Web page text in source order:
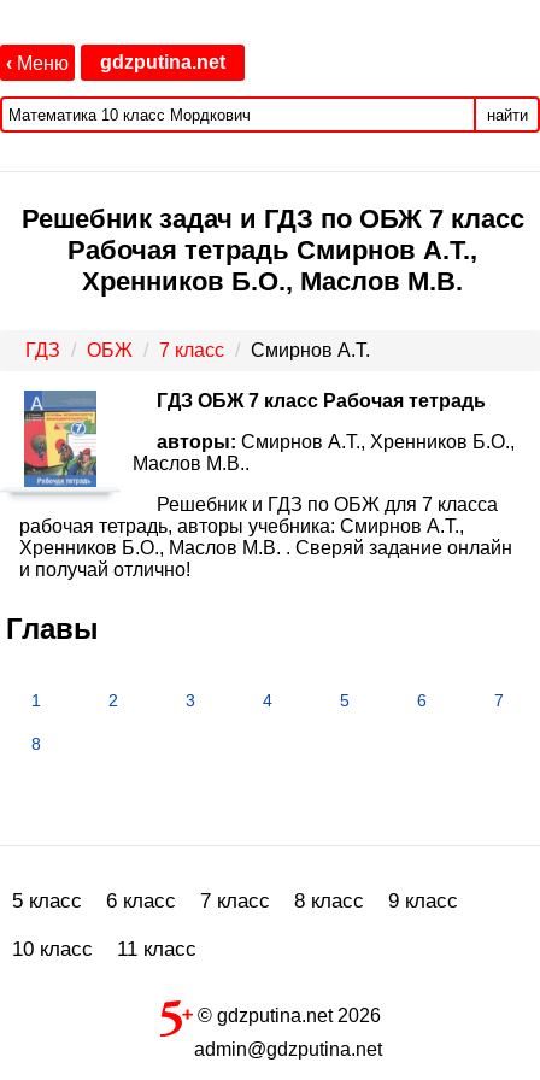
‹ Меню gdzputina.net
найти
Решебник задач и ГДЗ по ОБЖ 7 класс
Рабочая тетрадь Смирнов А.Т.,
Хренников Б.О., Маслов М.В.
ГДЗ ОБЖ 7 класс Смирнов А.Т.
ГДЗ ОБЖ 7 класс Рабочая тетрадь
авторы: Смирнов А.Т., Хренников Б.О.,
Маслов М.В..
Решебник и ГДЗ по ОБЖ для 7 класса
рабочая тетрадь, авторы учебника: Смирнов А.Т.,
Хренников Б.О., Маслов М.В. . Сверяй задание онлайн
и получай отлично!
Главы
1 2 3 4 5 6 7
8
5 класс 6 класс 7 класс 8 класс 9 класс
10 класс 11 класс
© gdzputina.net 2026
admin@gdzputina.net